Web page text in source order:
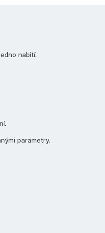
nabití.
parametry.